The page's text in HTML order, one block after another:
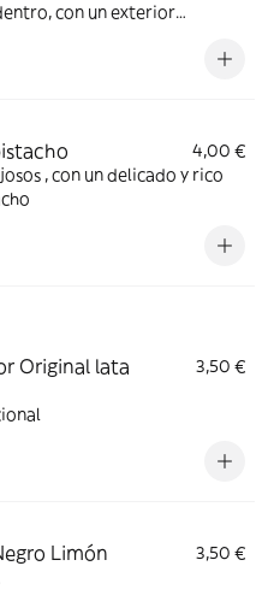
con un exterior
4,00 €
, con un delicado y rico
Original lata
3,50 €
Limón
3,50 €